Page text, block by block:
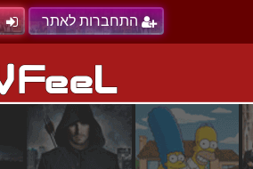
התחברות לאתר